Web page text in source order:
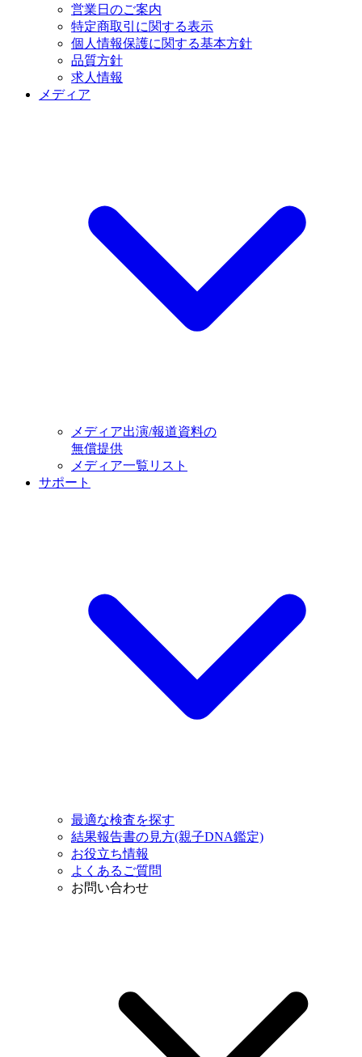
営業日のご案内
特定商取引に関する表示
個人情報保護に関する基本方針
品質方針
求人情報
メディア
メディア出演/報道資料の
無償提供
メディア一覧リスト
サポート
最適な検査を探す
結果報告書の見方(親子DNA鑑定)
お役立ち情報
よくあるご質問
お問い合わせ